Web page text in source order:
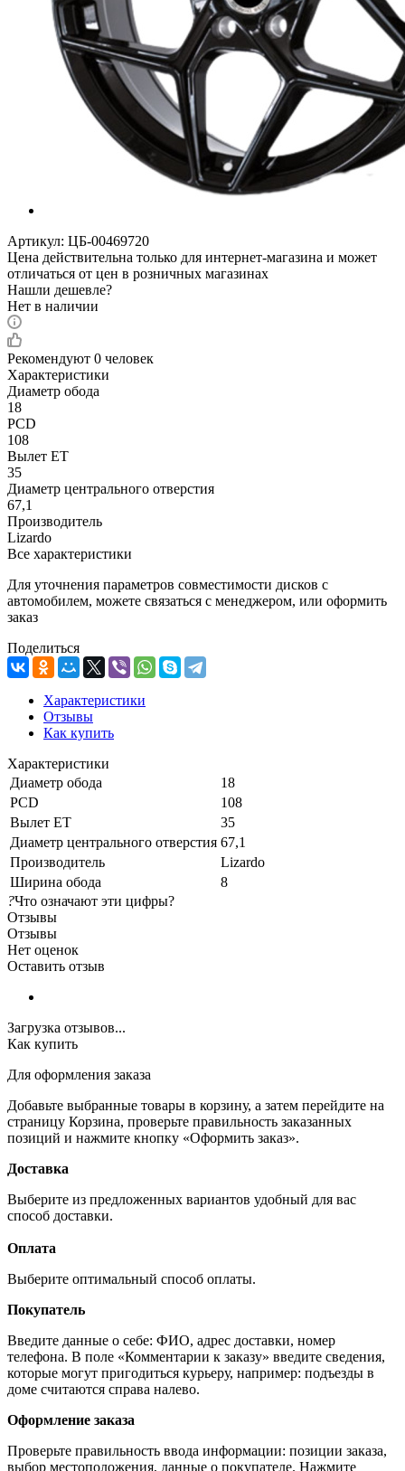
Артикул: ЦБ-00469720
Цена действительна только для интернет-магазина и может
отличаться от цен в розничных магазинах
Нашли дешевле?
Нет в наличии
Рекомендуют 0 человек
Характеристики
Диаметр обода
18
PCD
108
Вылет ET
35
Диаметр центрального отверстия
67,1
Производитель
Lizardo
Все характеристики
Для уточнения параметров совместимости дисков с
автомобилем, можете связаться с менеджером, или оформить
заказ
Поделиться
Характеристики
Отзывы
Как купить
Характеристики
Диаметр обода
18
PCD
108
Вылет ET
35
Диаметр центрального отверстия 67,1
Производитель
Lizardo
Ширина обода
8
?Что означают эти цифры?
Отзывы
Отзывы
Нет оценок
Оставить отзыв
Загрузка отзывов...
Как купить
Для оформления заказа
Добавьте выбранные товары в корзину, а затем перейдите на
страницу Корзина, проверьте правильность заказанных
позиций и нажмите кнопку «Оформить заказ».
Доставка
Выберите из предложенных вариантов удобный для вас
способ доставки.
Оплата
Выберите оптимальный способ оплаты.
Покупатель
Введите данные о себе: ФИО, адрес доставки, номер
телефона. В поле «Комментарии к заказу» введите сведения,
которые могут пригодиться курьеру, например: подъезды в
доме считаются справа налево.
Оформление заказа
Проверьте правильность ввода информации: позиции заказа,
выбор местоположения, данные о покупателе. Нажмите